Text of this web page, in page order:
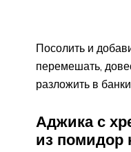
Посолить и
перемешать,
разложить в
Аджика с
из помидор